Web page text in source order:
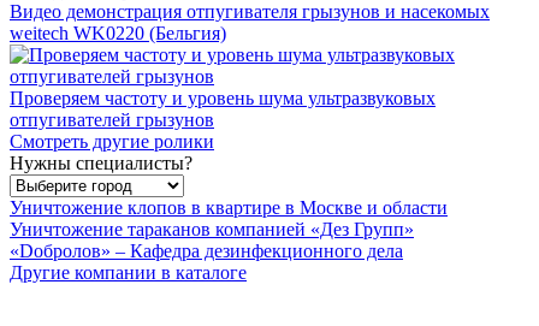
Видео демонстрация отпугивателя грызунов и насекомых
weitech WK0220 (Бельгия)
Проверяем частоту и уровень шума ультразвуковых
отпугивателей грызунов
Смотреть другие ролики
Нужны специалисты?
Уничтожение клопов в квартире в Москве и области
Уничтожение тараканов компанией «Дез Групп»
«Dобролов» – Кафедра дезинфекционного дела
Другие компании в каталоге